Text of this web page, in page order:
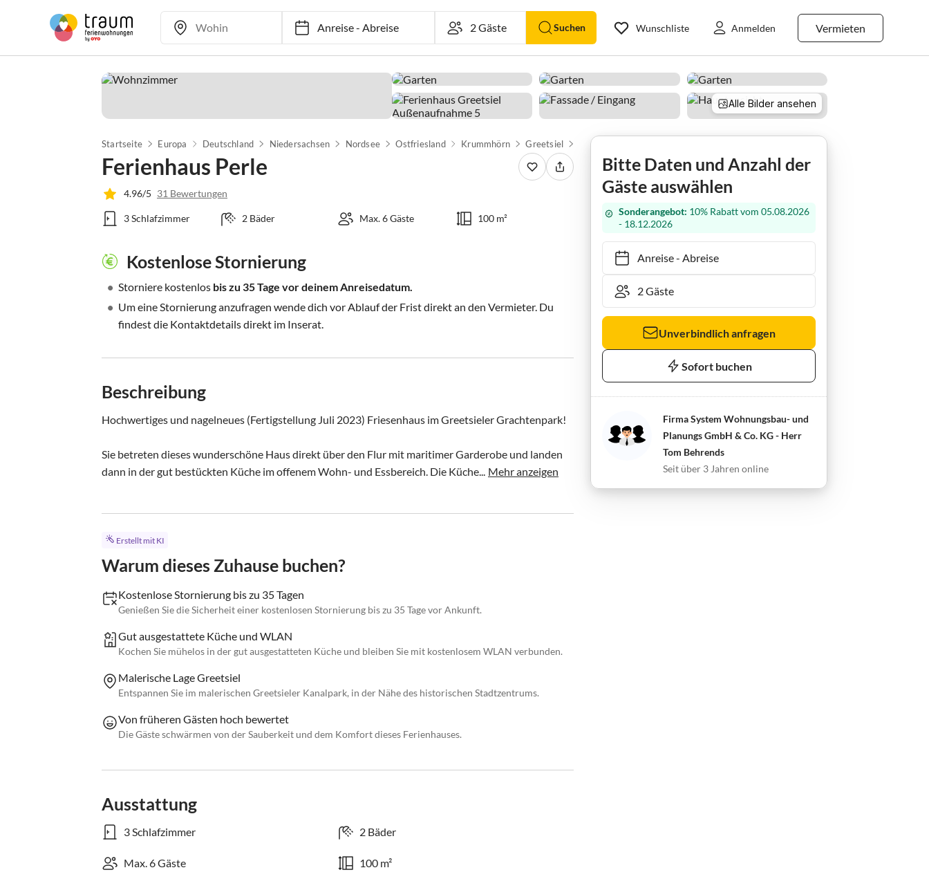
Anreise-Abreise Suchen Vermieten
Wunschliste Anmelden
Alle Bilder ansehen
Startseite Europa Deutschland Niedersachsen Nordsee Ostfriesland Krummhörn Greetsiel Ferienhaus Perle
Ferienhaus Perle
4.96/5 31 Bewertungen
3 Schlafzimmer 2 Bäder Max. 6 Gäste 100 m²
Kostenlose Stornierung
• Storniere kostenlos bis zu 35 Tage vor deinem Anreisedatum.
• Um eine Stornierung anzufragen wende dich vor Ablauf der Frist direkt an den Vermieter. Du
findest die Kontaktdetails direkt im Inserat.
Beschreibung
Hochwertiges und nagelneues (Fertigstellung Juli 2023) Friesenhaus im Greetsieler Grachtenpark!
Sie betreten dieses wunderschöne Haus direkt über den Flur mit maritimer Garderobe und landen
dann in der gut bestückten Küche im offenem Wohn- und Essbereich. Die Küche... Mehr anzeigen
Erstellt mit KI
Warum dieses Zuhause buchen?
Kostenlose Stornierung bis zu 35 Tagen
Genießen Sie die Sicherheit einer kostenlosen Stornierung bis zu 35 Tage vor Ankunft.
Gut ausgestattete Küche und WLAN
Kochen Sie mühelos in der gut ausgestatteten Küche und bleiben Sie mit kostenlosem WLAN verbunden.
Malerische Lage Greetsiel
Entspannen Sie im malerischen Greetsieler Kanalpark, in der Nähe des historischen Stadtzentrums.
Von früheren Gästen hoch bewertet
Die Gäste schwärmen von der Sauberkeit und dem Komfort dieses Ferienhauses.
Ausstattung
3 Schlafzimmer 2 Bäder
Max. 6 Gäste 100 m²
Bitte Daten und Anzahl der
Gäste auswählen
Sonderangebot: 10% Rabatt vom 05.08.2026
- 18.12.2026
Anreise- Abreise
Unverbindlich anfragen
Sofort buchen
Firma System Wohnungsbau- und
Planungs GmbH & Co. KG - Herr
Tom Behrends
Seit über 3 Jahren online